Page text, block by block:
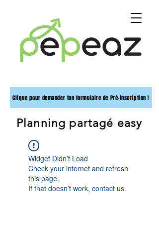
Planning partagé easy
Clique pour demander ton formulaire de Pré-inscription !
Widget Didn’t Load
Check your internet and refresh
this page.
If that doesn’t work, contact us.